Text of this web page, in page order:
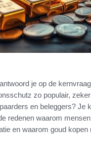
je op de
zo populair,
en beleggers? Je
redenen waarom
en waarom goud kopen